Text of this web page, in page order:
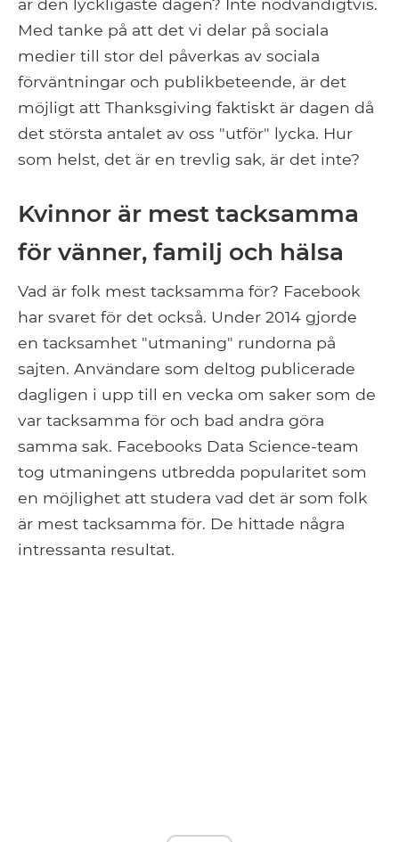
är den lyckligaste dagen? Inte nödvändigtvis.
Med tanke på att det vi delar på sociala
medier till stor del påverkas av sociala
förväntningar och publikbeteende, är det
möjligt att Thanksgiving faktiskt är dagen då
det största antalet av oss "utför" lycka. Hur
som helst, det är en trevlig sak, är det inte?
Kvinnor är mest tacksamma
för vänner, familj och hälsa
Vad är folk mest tacksamma för? Facebook
har svaret för det också. Under 2014 gjorde
en tacksamhet "utmaning" rundorna på
sajten. Användare som deltog publicerade
dagligen i upp till en vecka om saker som de
var tacksamma för och bad andra göra
samma sak. Facebooks Data Science-team
tog utmaningens utbredda popularitet som
en möjlighet att studera vad det är som folk
är mest tacksamma för. De hittade några
intressanta resultat.